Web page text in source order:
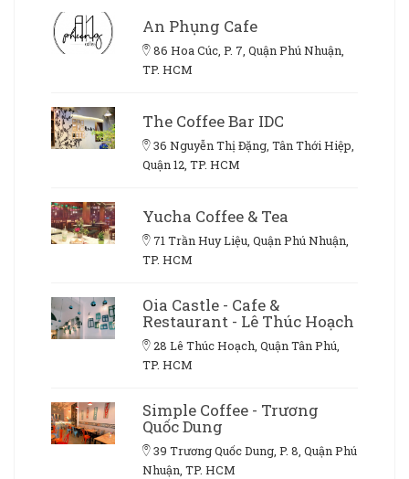
An Phụng Cafe
86 Hoa Cúc, P. 7, Quận Phú Nhuận,
TP. HCM
The Coffee Bar IDC
36 Nguyễn Thị Đặng, Tân Thới Hiệp,
Quận 12, TP. HCM
Yucha Coffee & Tea
71 Trần Huy Liệu, Quận Phú Nhuận,
TP. HCM
Oia Castle - Cafe &
Restaurant - Lê Thúc Hoạch
28 Lê Thúc Hoạch, Quận Tân Phú,
TP. HCM
Simple Coffee - Trương
Quốc Dung
39 Trương Quốc Dung, P. 8, Quận Phú
Nhuận, TP. HCM